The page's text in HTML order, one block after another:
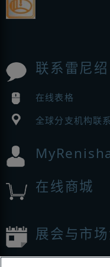
联系雷尼绍
在线表格
全球分支机构联
在线商城
展会与市